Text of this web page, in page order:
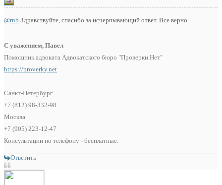
@rnb Здравствуйте, спасибо за исчерпывающий ответ. Все верно.
С уважением, Павел
Помощник адвоката Адвокатского бюро "Проверки.Нет"
https://proverky.net
Санкт-Петербург
+7 (812) 98-332-98
Москва
+7 (905) 223-12-47
Консультации по телефону - бесплатные.
Ответить